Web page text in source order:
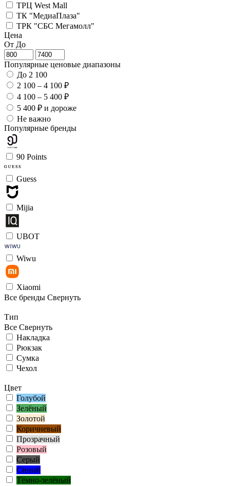
ТРЦ West Mall
ТК "МедиаПлаза"
ТРК "СБС Мегамолл"
Цена
От До
Популярные ценовые диапазоны
До 2 100
2 100 – 4 100 ₽
4 100 – 5 400 ₽
5 400 ₽ и дороже
Не важно
Популярные бренды
90 Points
Guess
Mijia
UBOT
Wiwu
Xiaomi
Все бренды Свернуть
Тип
Все Свернуть
Накладка
Рюкзак
Сумка
Чехол
Цвет
Голубой
Зелёный
Золотой
Коричневый
Прозрачный
Розовый
Серый
Синий
Тёмно-зелёный